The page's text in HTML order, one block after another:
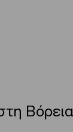
Βόρεια